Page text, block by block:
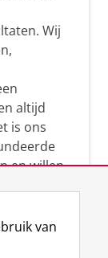
Wij
altijd
is ons
en willen
en
wij
een
van